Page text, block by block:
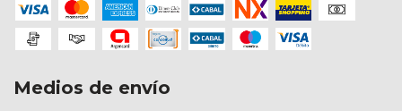
Medios de envío